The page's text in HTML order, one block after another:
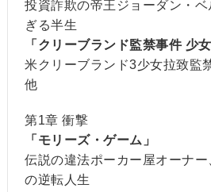
投資詐欺の帝王ジョーダン・
ぎる半生
「クリーブランド監禁事件 少
米クリーブランド3少女拉致監
他
第1章 衝撃
「モリーズ・ゲーム」
伝説の違法ポーカー屋オーナ
の逆転人生